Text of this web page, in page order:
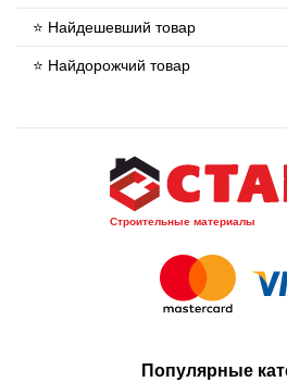
⭐ Найдешевший товар
⭐ Найдорожчий товар
Строительные материалы
Популярные